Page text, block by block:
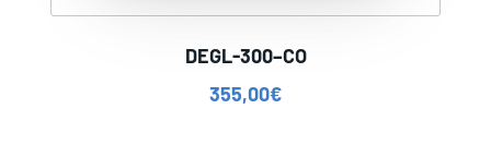
DEGL-300–CO
355,00€